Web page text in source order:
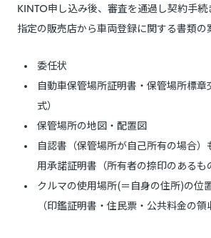
KINTO申し込み後、審査を通過し契約手続
指定の販売店から車両登録に関する書類の
委任状
自動車保管場所証明書・保管場所標
式）
保管場所の地図・配置図
自認書（保管場所が自己所有の場合
用承諾証明書（所有者の捺印のあるも
クルマの使用場所(＝自身の住所)の位
（印鑑証明書・住民票・公共料金の領